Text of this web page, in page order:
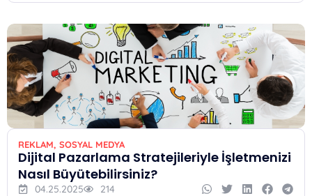
REKLAM, SOSYAL MEDYA
Dijital Pazarlama Stratejileriyle İşletmenizi
Nasıl Büyütebilirsiniz?
04.25.2025 214